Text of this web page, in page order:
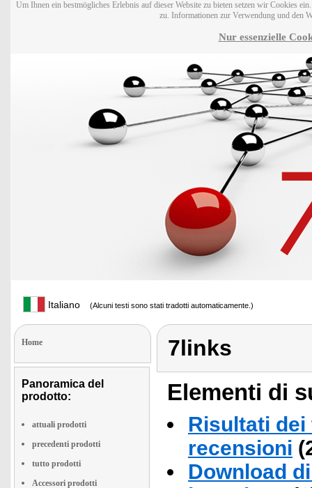
Um Ihnen ein bestmögliches Erlebnis auf dieser Website zu bieten setzen wir Cookies
zu. Informationen zur Verwendung und den
Nur essenzielle
Italiano (Alcuni testi sono stati tradotti automaticamente.)
Home
Panoramica del
prodotto:
attuali prodotti
precedenti prodotti
tutto prodotti
Accessori prodotti
7links
Elementi di
Risultati
recensioni
Download